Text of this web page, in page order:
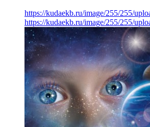
https://kudaekb.ru/image/255/255/
https://kudaekb.ru/image/255/255/